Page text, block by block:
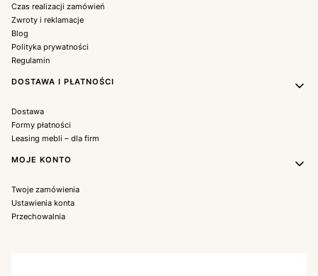
Czas realizacji zamówień
Zwroty i reklamacje
Blog
Polityka prywatności
Regulamin
DOSTAWA I PŁATNOŚCI
Dostawa
Formy płatności
Leasing mebli – dla firm
MOJE KONTO
Twoje zamówienia
Ustawienia konta
Przechowalnia